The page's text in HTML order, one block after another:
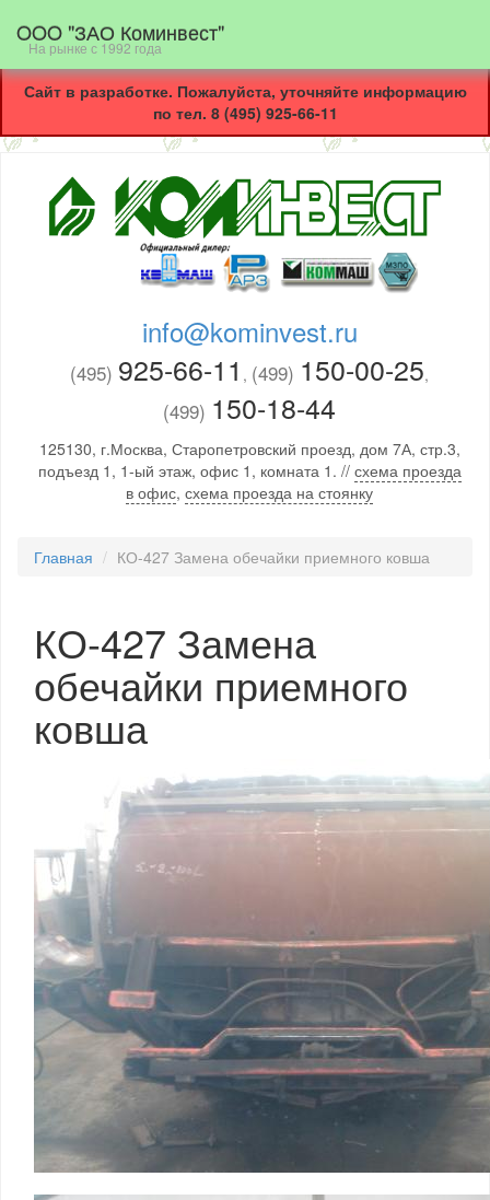
OOO "ЗАО Коминвест"
На рынке с 1992 года
Сайт в разработке. Пожалуйста, уточняйте информацию
по тел. 8 (495) 925-66-11
info@kominvest.ru
(495) 925-66-11 , (499) 150-00-25,
(499) 150-18-44
125130, г.Москва, Старопетровский проезд, дом 7А, стр.3,
подъезд 1, 1-ый этаж, офис 1, комната 1. // схема проезда
в офис, схема проезда на стоянку
Главная КО-427 Замена обечайки приемного ковша
КО-427 Замена
обечайки приемного
ковша